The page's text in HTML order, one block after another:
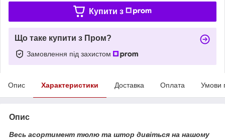
Купити з
Що таке купити з Пром?
Замовлення під захистом
Опис Характеристики Доставка Оплата Умови
Опис
Весь асортимент тюлю та штор дивіться на нашому